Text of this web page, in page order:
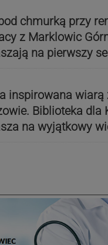
chmurką przy
z Marklowic
na pierwszy
inspirowana
Biblioteka dla
na wyjątkowy